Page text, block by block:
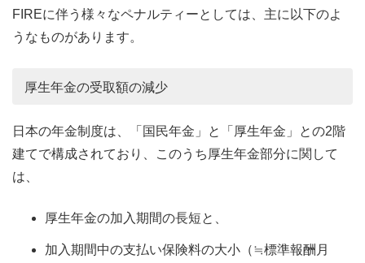
FIREに伴う様々なペナルティーとしては、主に以下のよ
うなものがあります。
厚生年金の受取額の減少
日本の年金制度は、「国民年金」と「厚生年金」との2階
建てで構成されており、このうち厚生年金部分に関して
は、
厚生年金の加入期間の長短と、
加入期間中の支払い保険料の大小（≒標準報酬月